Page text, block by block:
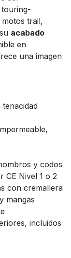
touring-
trail,
acabado
en
una imagen
y codos
CE Nivel 1 o 2
con cremallera
mangas
incluidos